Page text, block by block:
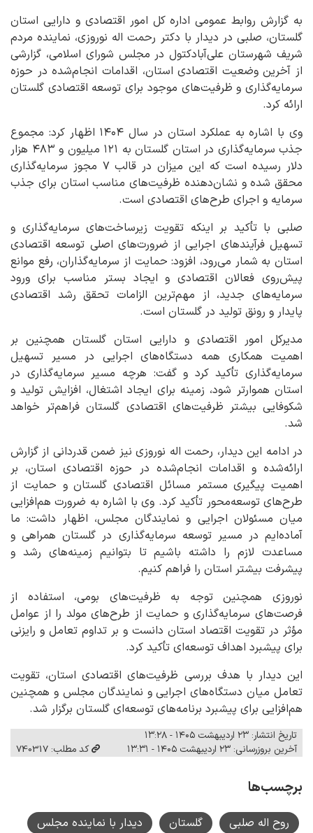
به گزارش روابط عمومی اداره کل امور اقتصادی و دارایی استان
گلستان، صلبی در دیدار با دکتر رحمت اله نوروزی، نماینده مردم
شریف شهرستان علی‌آبادکتول در مجلس شورای اسلامی، گزارشی
از آخرین وضعیت اقتصادی استان، اقدامات انجام‌شده در حوزه
سرمایه‌گذاری و ظرفیت‌های موجود برای توسعه اقتصادی گلستان
ارائه کرد.
وی با اشاره به عملکرد استان در سال ۱۴۰۴ اظهار کرد: مجموع
جذب سرمایه‌گذاری در استان گلستان به ۱۲۱ میلیون و ۴۸۳ هزار
دلار رسیده است که این میزان در قالب ۷ مجوز سرمایه‌گذاری
محقق شده و نشان‌دهنده ظرفیت‌های مناسب استان برای جذب
سرمایه و اجرای طرح‌های اقتصادی است.
صلبی با تأکید بر اینکه تقویت زیرساخت‌های سرمایه‌گذاری و
تسهیل فرآیندهای اجرایی از ضرورت‌های اصلی توسعه اقتصادی
استان به شمار می‌رود، افزود: حمایت از سرمایه‌گذاران، رفع موانع
پیش‌روی فعالان اقتصادی و ایجاد بستر مناسب برای ورود
سرمایه‌های جدید، از مهم‌ترین الزامات تحقق رشد اقتصادی
پایدار و رونق تولید در گلستان است.
مدیرکل امور اقتصادی و دارایی استان گلستان همچنین بر
اهمیت همکاری همه دستگاه‌های اجرایی در مسیر تسهیل
سرمایه‌گذاری تأکید کرد و گفت: هرچه مسیر سرمایه‌گذاری در
استان هموارتر شود، زمینه برای ایجاد اشتغال، افزایش تولید و
شکوفایی بیشتر ظرفیت‌های اقتصادی گلستان فراهم‌تر خواهد
شد.
در ادامه این دیدار، رحمت اله نوروزی نیز ضمن قدردانی از گزارش
ارائه‌شده و اقدامات انجام‌شده در حوزه اقتصادی استان، بر
اهمیت پیگیری مستمر مسائل اقتصادی گلستان و حمایت از
طرح‌های توسعه‌محور تأکید کرد. وی با اشاره به ضرورت هم‌افزایی
میان مسئولان اجرایی و نمایندگان مجلس، اظهار داشت: ما
آماده‌ایم در مسیر توسعه سرمایه‌گذاری در گلستان همراهی و
مساعدت لازم را داشته باشیم تا بتوانیم زمینه‌های رشد و
پیشرفت بیشتر استان را فراهم کنیم.
نوروزی همچنین توجه به ظرفیت‌های بومی، استفاده از
فرصت‌های سرمایه‌گذاری و حمایت از طرح‌های مولد را از عوامل
مؤثر در تقویت اقتصاد استان دانست و بر تداوم تعامل و رایزنی
برای پیشبرد اهداف توسعه‌ای تأکید کرد.
این دیدار با هدف بررسی ظرفیت‌های اقتصادی استان، تقویت
تعامل میان دستگاه‌های اجرایی و نمایندگان مجلس و همچنین
هم‌افزایی برای پیشبرد برنامه‌های توسعه‌ای گلستان برگزار شد.
تاریخ انتشار: ۲۳ اردیبهشت ۱۴۰۵ - ۱۳:۲۸
آخرین بروزرسانی: ۲۳ اردیبهشت ۱۴۰۵ - ۱۳:۳۱
کد مطلب: 740317
برچسب‌ها
روح اله صلبی گلستان دیدار با نماینده مجلس